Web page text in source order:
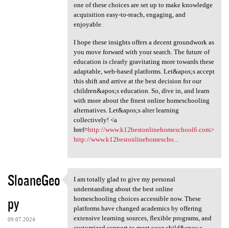
one of these choices are set up to make knowledge
acquisition easy-to-reach, engaging, and
enjoyable.
I hope these insights offers a decent groundwork as
you move forward with your search. The future of
education is clearly gravitating more towards these
adaptable, web-based platforms. Let&apos;s accept
this shift and arrive at the best decision for our
children&apos;s education. So, dive in, and learn
with more about the finest online homeschooling
alternatives. Let&apos;s alter learning
collectively! <a
href=http://www.k12bestonlinehomeschool6.com>
http://www.k12bestonlinehomescho...
SloaneGeo
py
09.07.2024
I am totally glad to give my
I am totally glad to give my personal
understanding about the best online
homeschooling choices accessible now. These
platforms have changed academics by offering
extensive learning sources, flexible programs, and